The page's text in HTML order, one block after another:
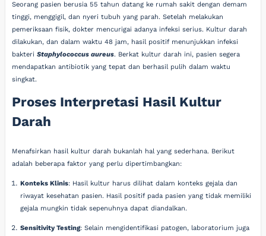
Seorang pasien berusia 55 tahun datang ke rumah sakit dengan demam
tinggi, menggigil, dan nyeri tubuh yang parah. Setelah melakukan
pemeriksaan fisik, dokter mencurigai adanya infeksi serius. Kultur darah
dilakukan, dan dalam waktu 48 jam, hasil positif menunjukkan infeksi
bakteriStaphylococcus aureus. Berkat kultur darah ini, pasien segera
mendapatkan antibiotik yang tepat dan berhasil pulih dalam waktu
singkat.
Proses Interpretasi Hasil Kultur
Darah
Menafsirkan hasil kultur darah bukanlah hal yang sederhana. Berikut
adalah beberapa faktor yang perlu dipertimbangkan:
Konteks Klinis: Hasil kultur harus dilihat dalam konteks gejala dan
riwayat kesehatan pasien. Hasil positif pada pasien yang tidak memiliki
gejala mungkin tidak sepenuhnya dapat diandalkan.
Sensitivity Testing: Selain mengidentifikasi patogen, laboratorium juga